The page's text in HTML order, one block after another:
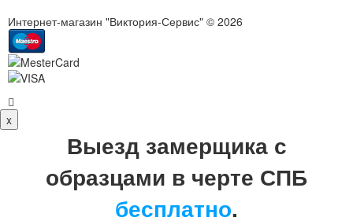
Интернет-магазин "Виктория-Сервис" © 2026
x
Выезд замерщика с
образцами в черте СПБ
бесплатно.